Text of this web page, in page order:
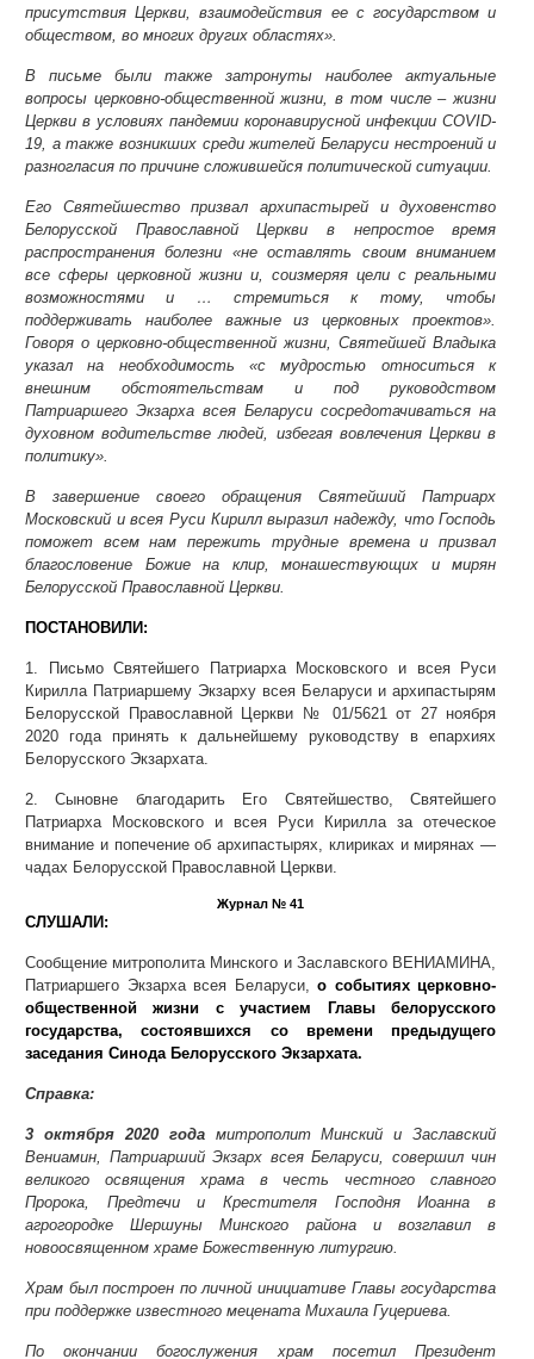
присутствия Церкви, взаимодействия ее с государством и
обществом, во многих других областях».
В письме были также затронуты наиболее актуальные
вопросы церковно-общественной жизни, в том числе – жизни
Церкви в условиях пандемии коронавирусной инфекцииCOVID-
19, а также возникших среди жителей Беларуси нестроений и
разногласия по причине сложившейся политической ситуации.
Его Святейшество призвал архипастырей и духовенство
Белорусской Православной Церкви в непростое время
распространения болезни «не оставлять своим вниманием
все сферы церковной жизни и, соизмеряя цели с реальными
возможностями и … стремиться к тому, чтобы
поддерживать наиболее важные из церковных проектов».
Говоря о церковно-общественной жизни, Святейшей Владыка
указал на необходимость «с мудростью относиться к
внешним обстоятельствам и под руководством
Патриаршего Экзарха всея Беларуси сосредотачиваться на
духовном водительстве людей, избегая вовлечения Церкви в
политику».
В завершение своего обращения Святейший Патриарх
Московский и всея Руси Кирилл выразил надежду, что Господь
поможет всем нам пережить трудные времена и призвал
благословение Божие на клир, монашествующих и мирян
Белорусской Православной Церкви.
ПОСТАНОВИЛИ:
1. Письмо Святейшего Патриарха Московского и всея Руси
Кирилла Патриаршему Экзарху всея Беларуси и архипастырям
Белорусской Православной Церкви № 01/5621 от 27 ноября
2020 года принять к дальнейшему руководству в епархиях
Белорусского Экзархата.
2. Сыновне благодарить Его Святейшество, Святейшего
Патриарха Московского и всея Руси Кирилла за отеческое
внимание и попечение об архипастырях, клириках и мирянах ―
чадах Белорусской Православной Церкви.
Журнал № 41
СЛУШАЛИ:
Сообщение митрополита Минского и Заславского ВЕНИАМИНА,
Патриаршего Экзарха всея Беларуси,о событиях церковно-
общественной жизни с участием Главы белорусского
государства, состоявшихся со времени предыдущего
заседания Синода Белорусского Экзархата.
Справка:
3 октября 2020 года митрополит Минский и Заславский
Вениамин, Патриарший Экзарх всея Беларуси, совершил чин
великого освящения храма в честь честного славного
Пророка, Предтечи и Крестителя Господня Иоанна в
агрогородке Шершуны Минского района и возглавил в
новоосвященном храме Божественную литургию.
Храм был построен по личной инициативе Главы государства
при поддержке известного мецената Михаила Гуцериева.
По окончании богослужения храм посетил Президент